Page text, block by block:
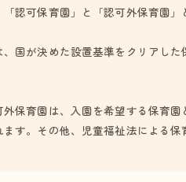
認可保育園」と「認可外保育園」
国が決めた設置基準をクリアし
外保育園は、入園を希望する保育
す。その他、児童福祉法による